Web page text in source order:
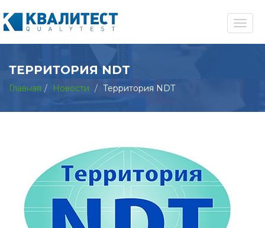
ТЕРРИТОРИЯ NDT
Главная Новости Территория NDT